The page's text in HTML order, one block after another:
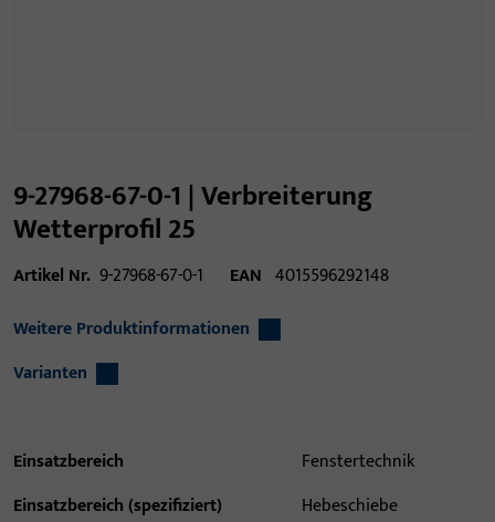
9-27968-67-0-1 | Verbreiterung
Wetterprofil 25
Artikel Nr. 9-27968-67-0-1 EAN 4015596292148
Weitere Produktinformationen
Varianten
Einsatzbereich
Fenstertechnik
Einsatzbereich (spezifiziert)
Hebeschiebe